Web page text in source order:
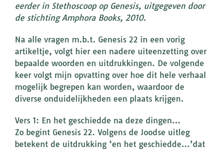
eerder in Stethoscoop op Genesis, uitgegeven door
de stichting Amphora Books, 2010.
Na alle vragen m.b.t. Genesis 22 in een vorig
artikeltje, volgt hier een nadere uiteenzetting over
bepaalde woorden en uitdrukkingen. De volgende
keer volgt mijn opvatting over hoe dit hele verhaal
mogelijk begrepen kan worden, waardoor de
diverse onduidelijkheden een plaats krijgen.
Vers 1: En het geschiedde na deze dingen…
Zo begint Genesis 22. Volgens de Joodse uitleg
betekent de uitdrukking ‘en het geschiedde…’dat